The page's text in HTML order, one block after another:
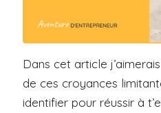
Dans cet article
de ces croyances
identifier pour réussir à